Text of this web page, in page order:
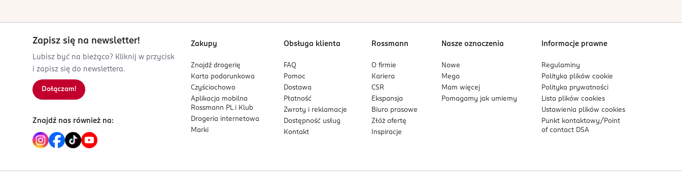
Zapisz się na newsletter!
Lubisz być na bieżąco? Kliknij w przycisk
i zapisz się do newslettera.
Dołączam!
Znajdź nas również na:
Zakupy
Znajdź drogerię
Karta podarunkowa
Czyściochowo
Aplikacja mobilna
Rossmann PL i Klub
Drogeria internetowa
Marki
Obsługa klienta
FAQ
Pomoc
Dostawa
Płatność
Zwroty i reklamacje
Dostępność usług
Kontakt
Rossmann
O firmie
Kariera
CSR
Ekspansja
Biuro prasowe
Złóż ofertę
Inspiracje
Nasze oznaczenia
Nowe
Mega
Mam więcej
Pomagamy jak umiemy
Informacje prawne
Regulaminy
Polityka plikówcookie
Polityka prywatności
Lista plikówcookies
Ustawienia plikówcookies
Punkt kontaktowy/ Point
of contact DSA